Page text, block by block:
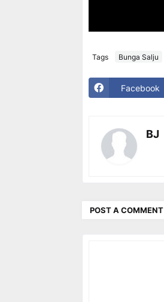
Tags Bunga Salju
Facebook
BJ
POST A COMMENT